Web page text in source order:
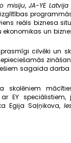
misiju, JA-YE Latvija
reāls biznesa
un
cilvēki un
sagaida
skolēniem
EY
Egija Saļņikova,